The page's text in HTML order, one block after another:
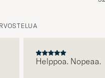
EDELLINEN
Helppoa. Nopeaa.